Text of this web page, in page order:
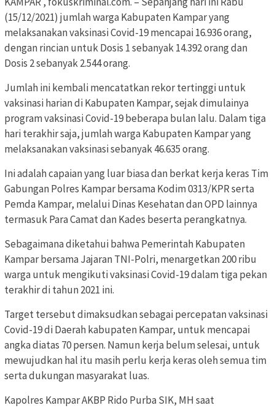
(15/12/2021) jumlah warga Kabupaten Kampar yang
melaksanakan vaksinasi Covid-19 mencapai 16.936 orang,
dengan rincian untuk Dosis 1 sebanyak 14.392 orang dan
Dosis 2 sebanyak 2.544 orang.
Jumlah ini kembali mencatatkan rekor tertinggi untuk
vaksinasi harian di Kabupaten Kampar, sejak dimulainya
program vaksinasi Covid-19 beberapa bulan lalu. Dalam tiga
hari terakhir saja, jumlah warga Kabupaten Kampar yang
melaksanakan vaksinasi sebanyak 46.635 orang.
Ini adalah capaian yang luar biasa dan berkat kerja keras Tim
Gabungan Polres Kampar bersama Kodim 0313/KPR serta
Pemda Kampar, melalui Dinas Kesehatan dan OPD lainnya
termasuk Para Camat dan Kades beserta perangkatnya.
Sebagaimana diketahui bahwa Pemerintah Kabupaten
Kampar bersama Jajaran TNI-Polri, menargetkan 200 ribu
warga untuk mengikuti vaksinasi Covid-19 dalam tiga pekan
terakhir di tahun 2021 ini.
Target tersebut dimaksudkan sebagai percepatan vaksinasi
Covid-19 di Daerah kabupaten Kampar, untuk mencapai
angka diatas 70 persen. Namun kerja belum selesai, untuk
mewujudkan hal itu masih perlu kerja keras oleh semua tim
serta dukungan masyarakat luas.
Kapolres Kampar AKBP Rido Purba SIK, MH saat